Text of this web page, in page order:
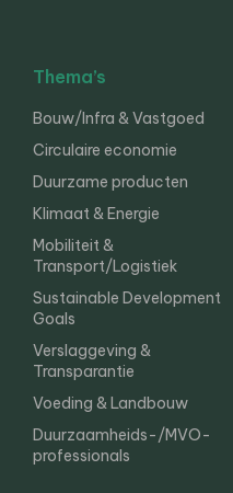
Thema’s
Bouw/Infra & Vastgoed
Circulaire economie
Duurzame producten
Klimaat & Energie
Mobiliteit &
Transport/Logistiek
Sustainable Development
Goals
Verslaggeving &
Transparantie
Voeding & Landbouw
Duurzaamheids-/MVO-
professionals